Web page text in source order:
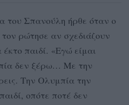
του Σπανούλη ήρθε όταν ο
ρώτησε αν σχεδιάζουν
παιδί. «Εγώ είμαι
δεν ξέρω… Με την
Την Ολυμπία την
οπότε ποτέ δεν